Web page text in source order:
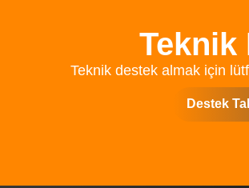
Teknik
Teknik destek almak için
Destek